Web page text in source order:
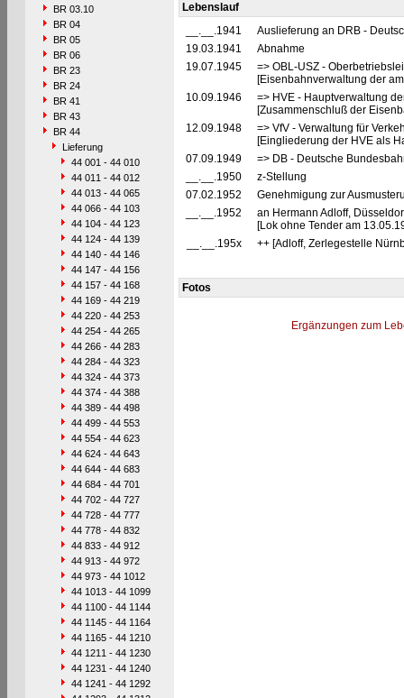
BR 03.10
BR 04
BR 05
BR 06
BR 23
BR 24
BR 41
BR 43
BR 44
Lieferung
44 001 - 44 010
44 011 - 44 012
44 013 - 44 065
44 066 - 44 103
44 104 - 44 123
44 124 - 44 139
44 140 - 44 146
44 147 - 44 156
44 157 - 44 168
44 169 - 44 219
44 220 - 44 253
44 254 - 44 265
44 266 - 44 283
44 284 - 44 323
44 324 - 44 373
44 374 - 44 388
44 389 - 44 498
44 499 - 44 553
44 554 - 44 623
44 624 - 44 643
44 644 - 44 683
44 684 - 44 701
44 702 - 44 727
44 728 - 44 777
44 778 - 44 832
44 833 - 44 912
44 913 - 44 972
44 973 - 44 1012
44 1013 - 44 1099
44 1100 - 44 1144
44 1145 - 44 1164
44 1165 - 44 1210
44 1211 - 44 1230
44 1231 - 44 1240
44 1241 - 44 1292
Lebenslauf
__.__.1941
Auslieferung an DRB -
19.03.1941
Abnahme
19.07.1945
=> OBL-USZ -
[Eisenbahnverwaltung der
10.09.1946
=> HVE - Hauptverwaltung
[Zusammenschluß der
12.09.1948
=> VfV - Verwaltung für
[Eingliederung der HVE als
07.09.1949
=> DB - Deutsche
__.__.1950
z-Stellung
07.02.1952
Genehmigung zur
__.__.1952
an Hermann Adloff,
[Lok ohne Tender am
__.__.195x
++ [Adloff, Zerlegestelle
Fotos
Ergänzungen zum